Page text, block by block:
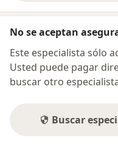
No se aceptan
Este especialista sólo
Usted puede pagar
buscar otro
Buscar